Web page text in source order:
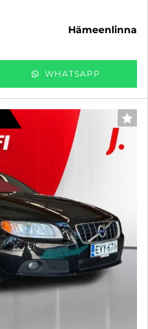
hämeenlinna
WHATSAPP